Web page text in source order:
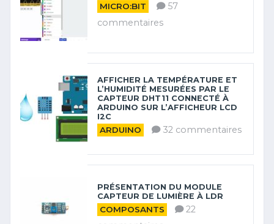
MICRO:BIT
57
commentaires
AFFICHER LA TEMPÉRATURE ET
L’HUMIDITÉ MESURÉES PAR LE
CAPTEUR DHT11 CONNECTÉ À
ARDUINO SUR L’AFFICHEUR LCD
I2C
ARDUINO 32 commentaires
PRÉSENTATION DU MODULE
CAPTEUR DE LUMIÈRE À LDR
COMPOSANTS
22